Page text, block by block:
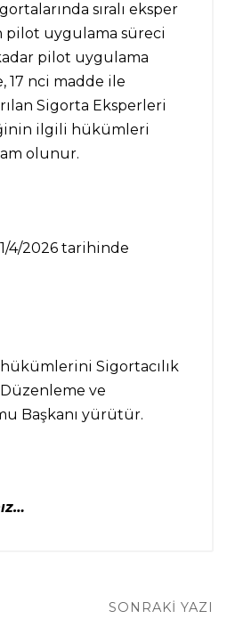
sıralı eksper
pilot uygulama süreci
pilot uygulama
17 nci madde ile
Sigorta Eksperleri
ilgili hükümleri
olunur.
4/2026 tarihinde
Sigortacılık
ve
Başkanı yürütür.
SONRAKI YAZI